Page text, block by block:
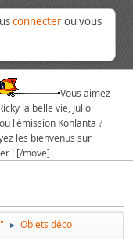
connecterou vous
Vous aimez
la belle vie, Julio
l'émission Kohlanta ?
les bienvenus sur
! [/move]
► Objets déco